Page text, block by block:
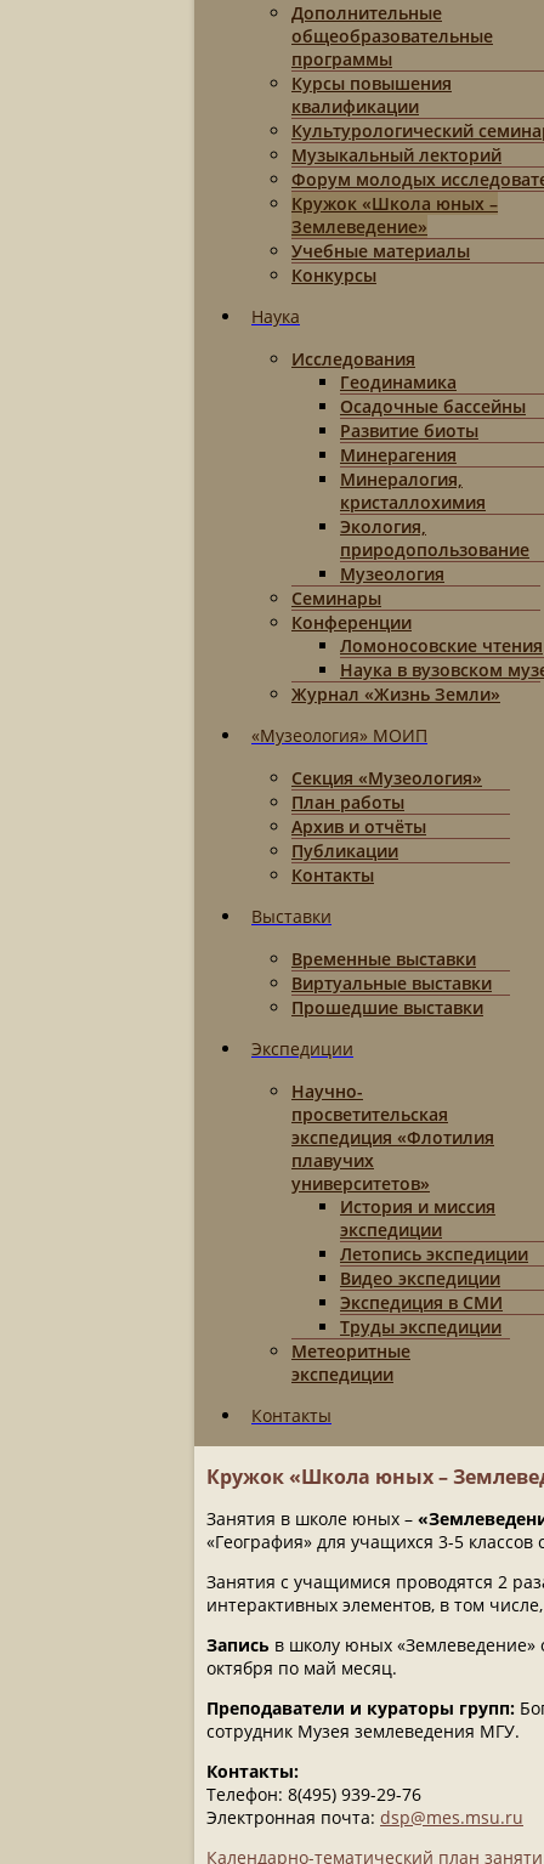
Дополнительные
общеобразовательные
программы
Курсы повышения
квалификации
Культурологический
Музыкальный лекторий
Форум молодых
Кружок «Школа юных –
Землеведение»
Учебные материалы
Конкурсы
Наука
Исследования
Геодинамика
Осадочные бассейны
Развитие биоты
Минерагения
Минералогия,
кристаллохимия
Экология,
природопользование
Музеология
Семинары
Конференции
Ломоносовские чтения
Наука в вузовском
Журнал «Жизнь Земли»
«Музеология» МОИП
Секция «Музеология»
План работы
Архив и отчёты
Публикации
Контакты
Выставки
Временные выставки
Виртуальные выставки
Прошедшие выставки
Экспедиции
Научно-
просветительская
экспедиция «Флотилия
плавучих
университетов»
История и миссия
экспедиции
Летопись экспедиции
Видео экспедиции
Экспедиция в СМИ
Труды экспедиции
Метеоритные
экспедиции
Контакты
Кружок «Школа юных –
Занятия в школе юных –
«География» для учащихся 3-5
Занятия с учащимися проводятся 2
интерактивных элементов, в том
Запись в школу юных «Землеведение»
октября по май месяц.
Преподаватели и кураторы групп:
сотрудник Музея землеведения МГУ.
Контакты:
Телефон: 8(495) 939-29-76
Электронная почта: dsp@mes.msu.ru
Календарно-тематический план